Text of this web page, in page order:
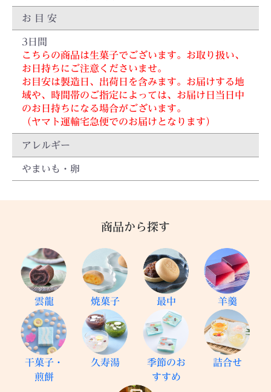
お 目 安
3日間
こちらの商品は生菓子でございます。お取り扱い、
お日持ちにご注意くださいませ。
お目安は製造日、出荷日を含みます。お届けする地
域や、時間帯のご指定によっては、お届け日当日中
のお日持ちになる場合がございます。
（ヤマト運輸宅急便でのお届けとなります）
アレルギー
やまいも・卵
商品から探す
雲龍 焼菓子 最中 羊羹
干菓子・
煎餅
久寿湯
季節のお
すすめ
詰合せ